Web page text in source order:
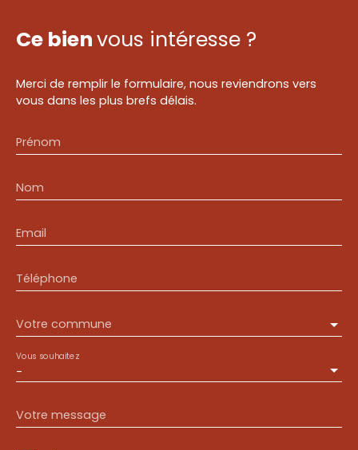
Ce bienvous intéresse ?
Merci de remplir le formulaire, nous reviendrons vers
vous dans les plus brefs délais.
Prénom
Nom
Email
Téléphone
Votre commune
-
Vous souhaitez
Votre message